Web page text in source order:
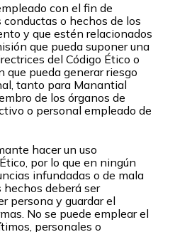
con el fin de
o hechos de los
y que estén relacionados
que pueda suponer una
del Código Ético o
que pueda generar riesgo
tanto para Manantial
de los órganos de
o personal empleado de
hacer un uso
por lo que en ningún
infundadas o de mala
deberá ser
persona y guardar el
No se puede emplear el
personales o